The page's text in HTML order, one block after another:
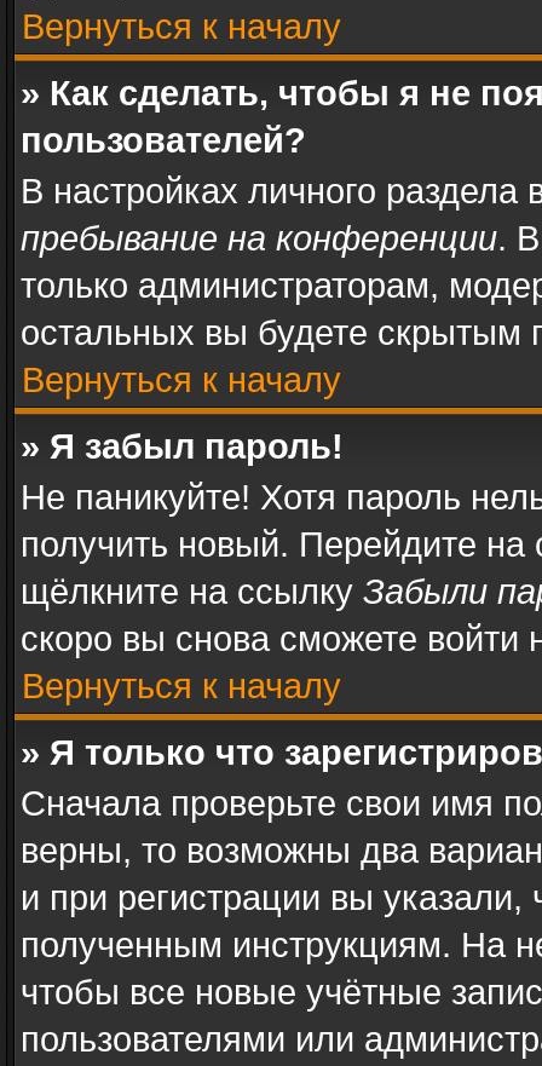
Вернуться к началу
» Как сделать, чтобы я не
пользователей?
В настройках личного
пребывание на конференции.
только администраторам,
остальных вы будете скрытым
Вернуться к началу
» Я забыл пароль!
Не паникуйте! Хотя пароль
получить новый. Перейдите
щёлкните на ссылку Забыли
скоро вы снова сможете
Вернуться к началу
» Я только что
Сначала проверьте свои имя
верны, то возможны два
и при регистрации вы
полученным инструкциям. На
чтобы все новые учётные
пользователями или